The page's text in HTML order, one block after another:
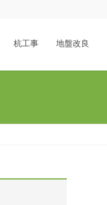
杭工事 地盤改良